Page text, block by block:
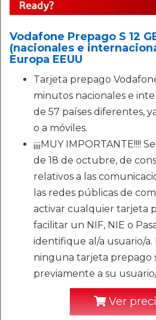
Vodafone Prepago S 12
(nacionales e
Europa EEUU
Tarjeta prepago
minutos nacionales e
de 57 países diferentes,
o a móviles.
¡¡¡¡MUY IMPORTANTE!!!!
de 18 de octubre, de
relativos a las
las redes públicas de
activar cualquier tarjeta
facilitar un NIF, NIE o
identifique al/a usuario/
ninguna tarjeta prepago
previamente a su
Ver